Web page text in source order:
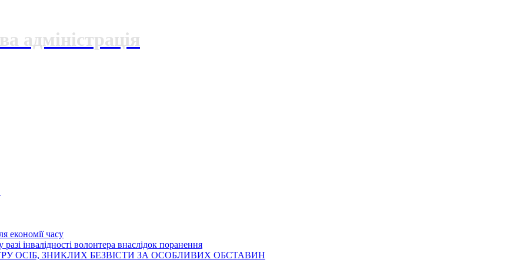
адміністрація
економії часу
інвалідності волонтера внаслідок поранення
ОСІБ, ЗНИКЛИХ БЕЗВІСТИ ЗА ОСОБЛИВИХ ОБСТАВИН